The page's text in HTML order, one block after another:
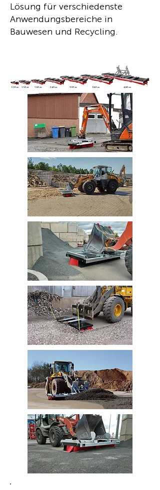
Lösung für verschiedenste
Anwendungsbereiche in
Bauwesen und Recycling.